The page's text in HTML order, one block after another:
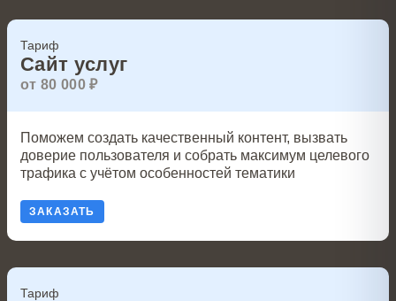
Тариф
Сайт услуг
от 80 000 ₽
Поможем создать качественный контент, вызвать
доверие пользователя и собрать максимум целевого
трафика с учётом особенностей тематики
ЗАКАЗАТЬ
Тариф